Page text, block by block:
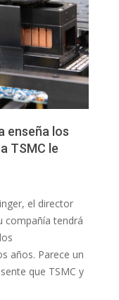
enseña los
TSMC le
el director
compañía tendrá
años. Parece un
que TSMC y